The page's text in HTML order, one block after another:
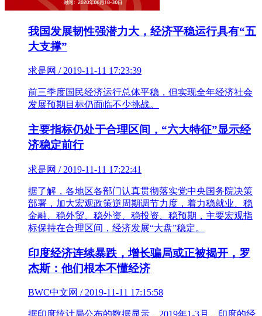
我国发展韧性强潜力大，经济平稳运行具有“五
大支撑”
求是网 / 2019-11-11 17:23:39
前三季度国民经济运行总体平稳，但实现全年经济社会
发展预期目标仍面临不少挑战。
主要指标仍处于合理区间，“六大特征”显示经
济稳定前行
求是网 / 2019-11-11 17:22:41
据了解，各地区各部门认真贯彻落实党中央国务院决策
部署，加大宏观政策逆周期调节力度，着力稳就业、稳
金融、稳外贸、稳外资、稳投资、稳预期，主要宏观指
标保持在合理区间，经济发展“大盘”稳定。
印度经济连续暴跌，增长骗局或正被揭开，罗
杰斯：他们根本不懂经济
BWC中文网 / 2019-11-11 17:15:58